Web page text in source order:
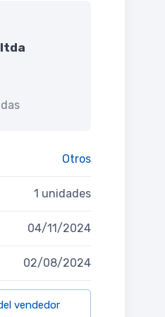
Otros
1 unidades
04/11/2024
02/08/2024
vendedor